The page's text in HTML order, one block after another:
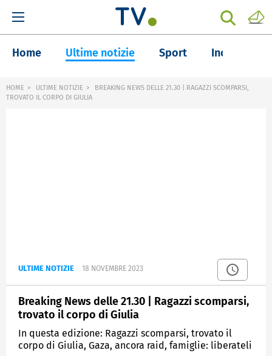
Home Ultime notizie Sport Inchieste
HOME ULTIME NOTIZIE
BREAKING NEWS DELLE 21.30 | RAGAZZI SCOMPARSI,
TROVATO IL CORPO DI GIULIA
ULTIME NOTIZIE 18 NOVEMBRE 2023
Breaking News delle 21.30 | Ragazzi scomparsi,
trovato il corpo di Giulia
In questa edizione: Ragazzi scomparsi, trovato il
corpo di Giulia, Gaza, ancora raid, famiglie: liberateli